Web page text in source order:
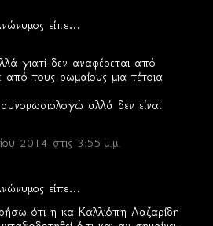
είπε…
γιατί δεν αναφέρεται από
από τους ρωμαίους μια τέτοια
αλλά δεν είναι
2014 στις 3:55 μ.μ.
είπε…
ότι η κα Καλλιόπη Λαζαρίδη